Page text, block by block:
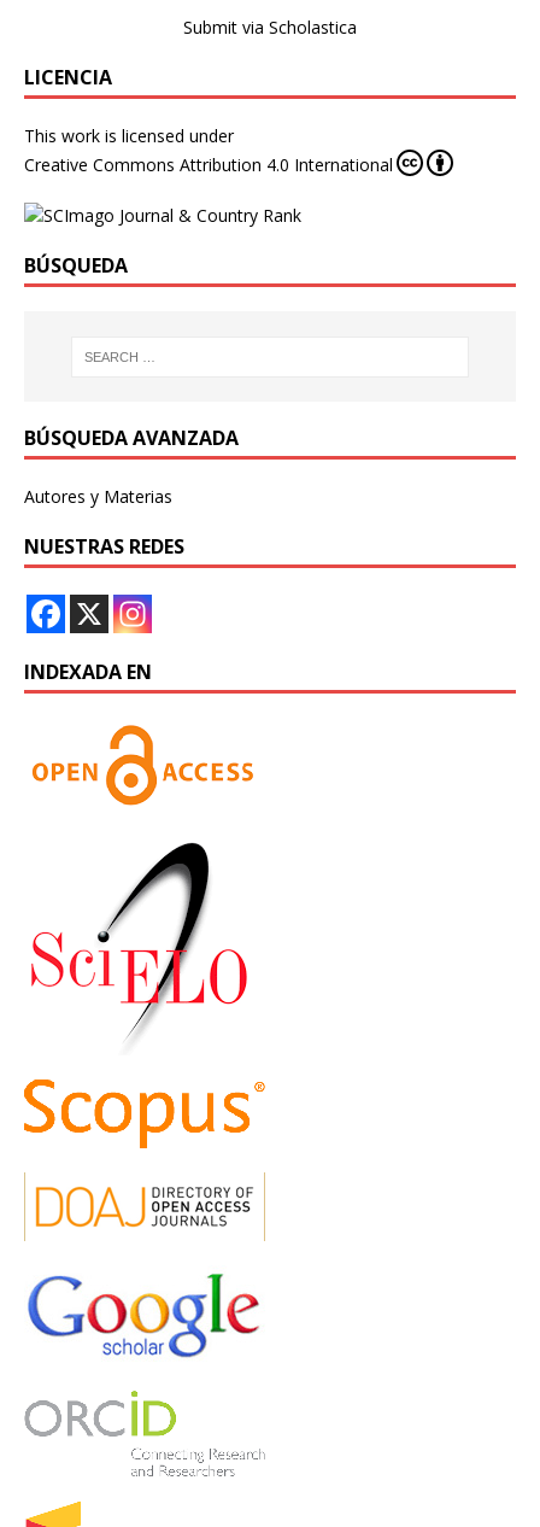
Submit via Scholastica
LICENCIA
This work is licensed under
Creative Commons Attribution 4.0 International
BÚSQUEDA
BÚSQUEDA AVANZADA
Autores y Materias
NUESTRAS REDES
INDEXADA EN